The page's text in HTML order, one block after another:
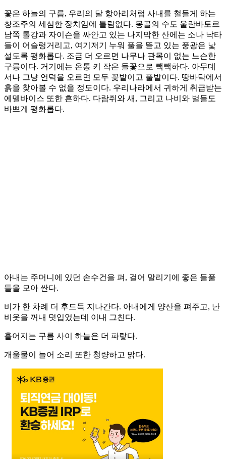
꽃은 하늘의 구름, 우리의 달 항아리처럼 사내를 철들게 하는
창조주의 세심한 장치임에 틀림없다. 몽골의 수도 울란바토르
남쪽 톨강과 자이슨을 싸안고 있는 나지막한 산에는 소나 낙타
들이 어슬렁거리고, 여기저기 누워 풀을 뜯고 있는 풍광은 낯
설도록 평화롭다. 조금 더 오르면 나무나 관목이 없는 느슨한
구릉이다. 거기에는 온통 키 작은 들꽃으로 빽빽하다. 아무데
서나 그냥 언덕을 오르면 모두 꽃밭이고 풀밭이다. 땅바닥에서
흙을 찾아볼 수 없을 정도이다. 우리나라에서 귀하게 취급받는
에델바이스 또한 흔하다. 다람쥐와 새, 그리고 나비와 벌들도
바쁘게 평화롭다.
아내는 주머니에 있던 손수건을 펴, 걸어 말리기에 좋은 들풀
들을 모아 싼다.
비가 한 차례 더 후드득 지나간다. 아내에게 양산을 펴주고, 난
비옷을 꺼내 덧입었는데 이내 그친다.
흩어지는 구름 사이 하늘은 더 파랗다.
개울물이 늘어 소리 또한 청량하고 맑다.